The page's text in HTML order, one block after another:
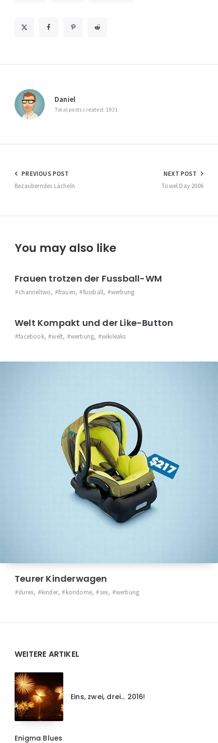
Daniel
Total posts created: 1931
Beitragsnavigation
PREVIOUS POST
Bezauberndes Lächeln
NEXT POST
Towel Day 2006
You may also like
Frauen trotzen der Fussball-WM
channeltwo, frauen, fussball, werbung
Welt Kompakt und der Like-Button
facebook, welt, werbung, wikileaks
Teurer Kinderwagen
durex, kinder, kondome, sex, werbung
Widgets
WEITERE ARTIKEL
Eins, zwei, drei… 2016!
Enigma Blues